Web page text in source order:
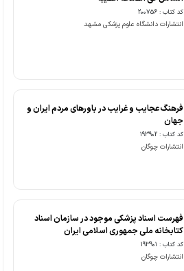
کد کتاب : 200756
انتشارات دانشگاه علوم پزشکی مشهد
فرهنگ عجایب و غرایب در باورهای مردم ایران و
جهان
کد کتاب : 193902
انتشارات چوگان
فهرست اسناد پزشکی موجود در سازمان اسناد
کتابخانه ملی جمهوری اسلامی ایران
کد کتاب : 193901
انتشارات چوگان